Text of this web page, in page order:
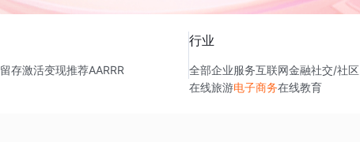
留存激活变现推荐AARRR
行业
全部企业服务互联网金融社交/社区
在线旅游电子商务在线教育